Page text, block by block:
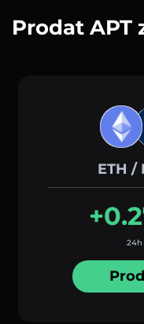
Prodat APT
ETH /
24h